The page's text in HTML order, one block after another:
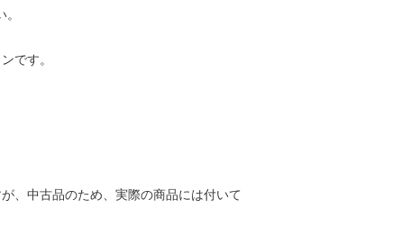
です。
、中古品のため、実際の商品には付いて